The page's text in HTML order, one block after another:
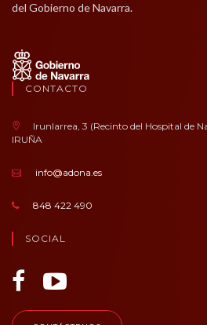
del Gobierno de Navarra.
CONTACTO
Irunlarrea, 3 (Recinto del Hospital de
IRUÑA
info@adona.es
848 422 490
SOCIAL